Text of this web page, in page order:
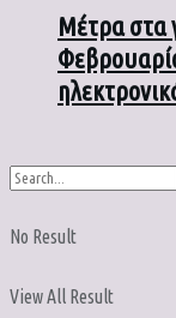
Μέτρα στα
No Result
View All Result